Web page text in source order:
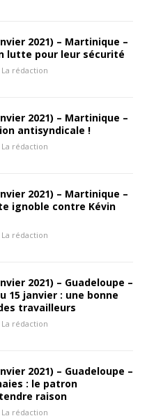
2021) – Martinique –
lutte pour leur sécurité
La rédaction
2021) – Martinique –
antisyndicale !
La rédaction
2021) – Martinique –
ignoble contre Kévin
La rédaction
2021) – Guadeloupe –
15 janvier : une bonne
travailleurs
La rédaction
2021) – Guadeloupe –
: le patron
raison
La rédaction